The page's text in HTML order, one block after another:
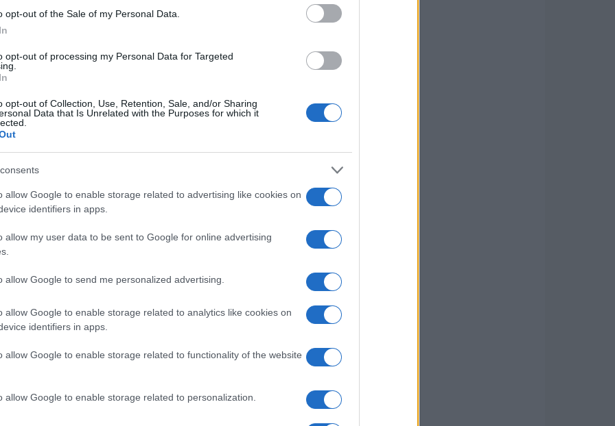
opt-out of the Sale of my Personal Data.
opt-out of processing my Personal Data for Targeted
opt-out of Collection, Use, Retention, Sale, and/or Sharing
Data that Is Unrelated with the Purposes for which it
allow Google to enable storage related to advertising like cookies on
identifiers in apps.
allow my user data to be sent to Google for online advertising
allow Google to send me personalized advertising.
allow Google to enable storage related to analytics like cookies on
identifiers in apps.
allow Google to enable storage related to functionality of the website
allow Google to enable storage related to personalization.
sono uguali, non c’è bisogno di
e quindi devono essere tutti soggetti alle
lui, un reato non è più o meno grave
religione di chi lo commette o di chi lo
femminicidio e la violenza di
di femminicidio, sostenendo che si tratta
non mettiamo le quote rosa per i fabbri o per
o i dirigenti?», ha chiesto retoricamente. Ha
a quella sugli anziani, affermando che non
reazioni dalPartito Democratico . La
di Vannacci come
Biase ha ricordato che nel 2026 inItaliasono
familiare o affettivo.